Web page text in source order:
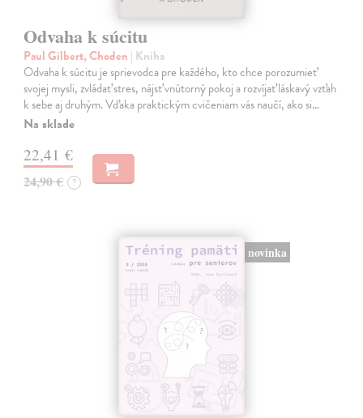
Odvaha k súcitu
Paul Gilbert, Choden | Kniha
Odvaha k súcitu je sprievodca pre každého, kto chce porozumieť
svojej mysli, zvládať stres, nájsť vnútorný pokoj a rozvíjať láskavý vzťah
k sebe aj druhým. Vďaka praktickým cvičeniam vás naučí, ako si…
Na sklade
22,41 €
24,90 € ?
novinka